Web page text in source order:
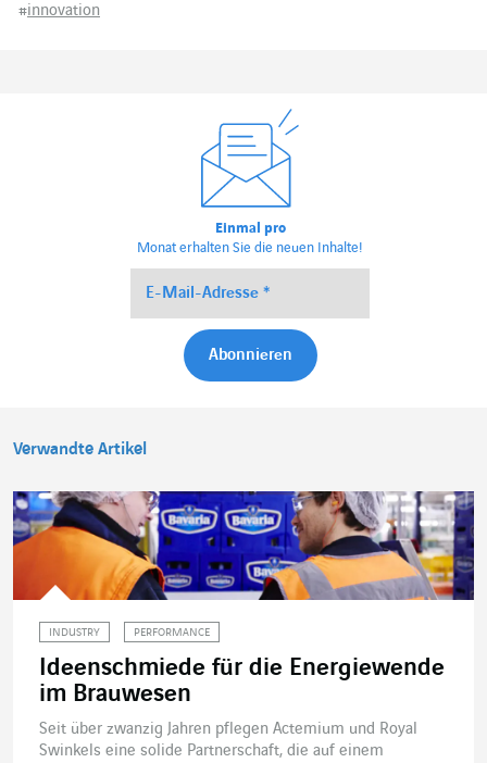
#innovation
Einmal pro
Monat erhalten Sie die neuen Inhalte!
Verwandte Artikel
INDUSTRY PERFORMANCE
Ideenschmiede für die Energiewende
im Brauwesen
Seit über zwanzig Jahren pflegen Actemium und Royal
Swinkels eine solide Partnerschaft, die auf einem